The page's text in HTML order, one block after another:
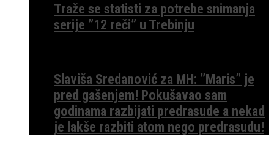
Traže se statisti za potrebe snimanja
serije ”12 reči” u Trebinju
Slaviša Sredanović za MH: ”Maris” je
pred gašenjem! Pokušavao sam
godinama razbijati predrasude a nekad
je lakše razbiti atom nego predrasudu!